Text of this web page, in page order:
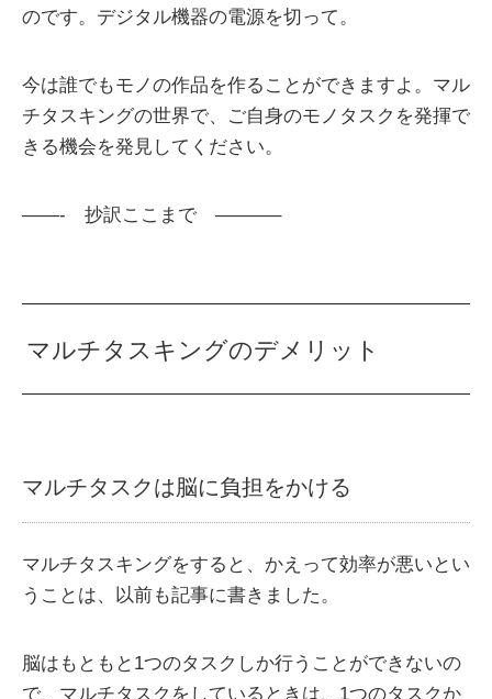
のです。デジタル機器の電源を切って。
今は誰でもモノの作品を作ることができますよ。マル
チタスキングの世界で、ご自身のモノタスクを発揮で
きる機会を発見してください。
——- 抄訳ここまで ———–
マルチタスキングのデメリット
マルチタスクは脳に負担をかける
マルチタスキングをすると、かえって効率が悪いとい
うことは、以前も記事に書きました。
脳はもともと1つのタスクしか行うことができないの
で、マルチタスクをしているときは、1つのタスクか